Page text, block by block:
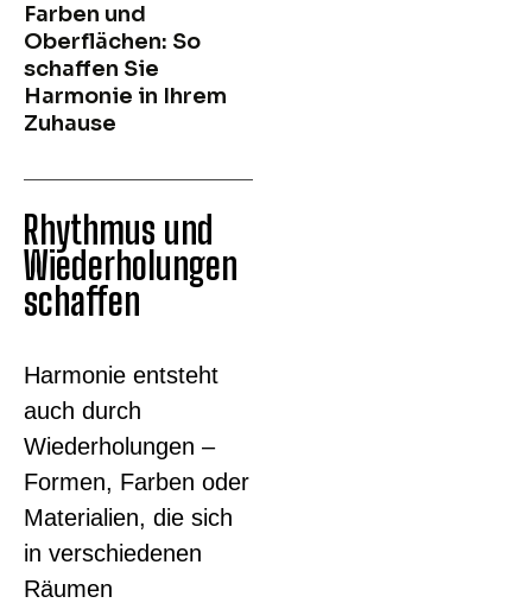
Farben und
Oberflächen: So
schaffen Sie
Harmonie in Ihrem
Zuhause
Rhythmus und
Wiederholungen
schaffen
Harmonie entsteht
auch durch
Wiederholungen –
Formen, Farben oder
Materialien, die sich
in verschiedenen
Räumen